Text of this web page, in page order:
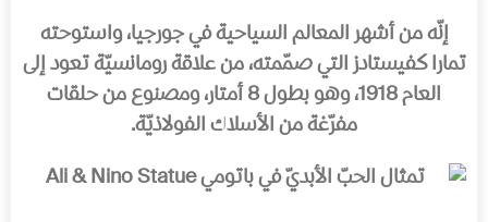
إنّه من أشهر المعالم السياحية في جورجيا، واستوحته
تمارا كفيستادز التي صمّمته، من علاقة رومانسيّة تعود إلى
العام 1918، وهو بطول 8 أمتار، ومصنوع من حلقات
مفرّغة من الأسلاك الفولاذيّة.